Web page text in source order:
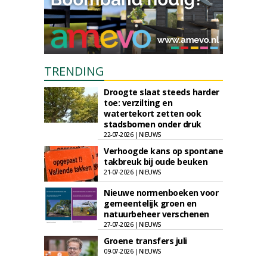
TRENDING
Droogte slaat steeds harder
toe: verzilting en
watertekort zetten ook
stadsbomen onder druk
22-07-2026 | NIEUWS
Verhoogde kans op spontane
takbreuk bij oude beuken
21-07-2026 | NIEUWS
Nieuwe normenboeken voor
gemeentelijk groen en
natuurbeheer verschenen
27-07-2026 | NIEUWS
Groene transfers juli
09-07-2026 | NIEUWS